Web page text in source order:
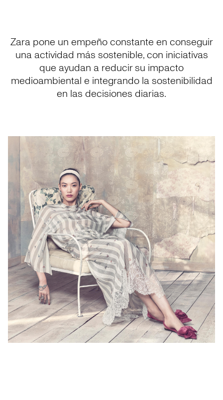
Zara pone un empeño constante en conseguir
una actividad más sostenible, con iniciativas
que ayudan a reducir su impacto
medioambiental e integrando la sostenibilidad
en las decisiones diarias.